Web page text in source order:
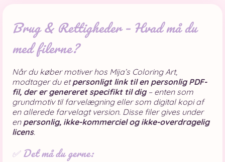
Brug & Rettigheder – Hvad må du
med filerne?
Når du køber motiver hos Mija’s Coloring Art,
modtager du etpersonligt link til en personlig PDF-
fil, der er genereret specifikt til dig– enten som
grundmotiv til farvelægning eller som digital kopi af
en allerede farvelagt version. Disse filer gives under
en personlig, ikke-kommerciel og ikke-overdragelig
licens.
✅ Det må du gerne: